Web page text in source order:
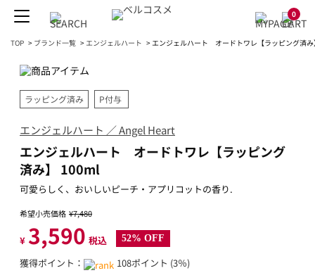
0
TOP > ブランド一覧 > エンジェルハート > エンジェルハート オードトワレ【ラッピング済
ラッピング済み P付与
エンジェルハート ／ Angel Heart
エンジェルハート オードトワレ【ラッピング
済み】 100ml
可愛らしく、おいしいピーチ・アプリコットの香り.
希望小売価格 ¥7,480
¥ 3,590 税込 52% OFF
獲得ポイント： 108ポイント (3％)